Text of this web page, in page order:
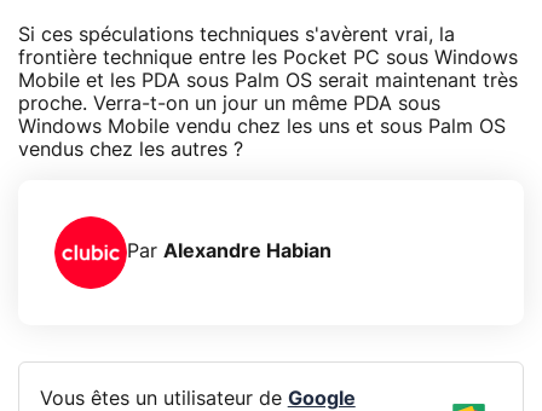
Si ces spéculations techniques s'avèrent vrai, la
frontière technique entre les Pocket PC sous Windows
Mobile et les PDA sous Palm OS serait maintenant très
proche. Verra-t-on un jour un même PDA sous
Windows Mobile vendu chez les uns et sous Palm OS
vendus chez les autres ?
Par Alexandre Habian
Vous êtes un utilisateur de Google